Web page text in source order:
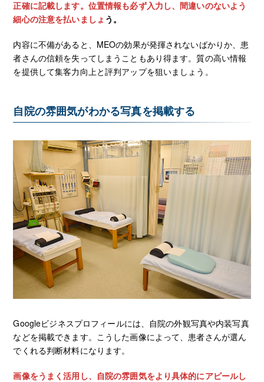
正確に記載します。位置情報も必ず入力し、間違いのないよう
細心の注意を払いましょ う。
内容に不備があると、MEOの効果が発揮されないばかりか、患
者さんの信頼を失ってしまうこともあり得ます。質の高い情報
を提供して集客力向上と評判アップを狙いましょう。
自院の雰囲気がわかる写真を掲載する
Googleビジネスプロフィールには、自院の外観写真や内装写真
などを掲載できます。こうした画像によって、患者さんが選ん
でくれる判断材料になります。
画像をうまく活用し、自院の雰囲気をより具体的にアピールし